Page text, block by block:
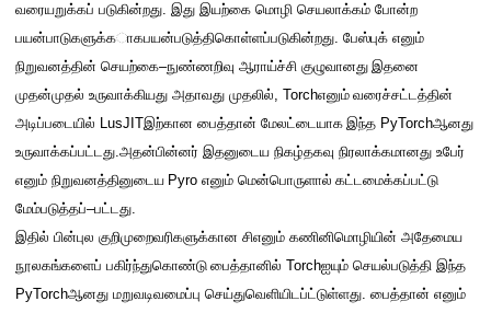
வரையறுக்கப் படுகின்றது. இது இயற்கை மொழி செயலாக்கம் போன்ற
பயன்பாடுகளுக்காகபயன்படுத்திகொள்ளப்படுகின்றது. பேஸ்புக் எனும்
நிறுவனத்தின் செயற்கை–நுண்ணறிவு ஆராய்ச்சி குழுவானது இதனை
முதன்முதல் உருவாக்கியது அதாவது முதலில், Torchஎனும் வரைச்சட்டத்தின்
அடிப்படையில் LusJITஇற்கான பைத்தான் மேலட்டையாக இந்த PyTorchஆனது
உருவாக்கப்பட்டது.அதன்பின்னர் இதனுடைய நிகழ்தகவு நிரலாக்கமானது உபேர
எனும் நிறுவனத்தினுடைய Pyro எனும் மென்பொருளால் கட்டமைக்கப்பட்டு
மேம்படுத்தப்–பட்டது.
இதில் பின்புல குறிமுறைவரிகளுக்கான சிஎனும் கணினிமொழியின் அதேமைய
நூலகங்களைப் பகிர்ந்துகொண்டு பைத்தானில் Torchஐயும் செயல்படுத்த இந்த
PyTorchஆனது மறுவடிவமைப்பு செய்துவெளியிடப்ட்டுள்ளது. பைத்தான் எனும்